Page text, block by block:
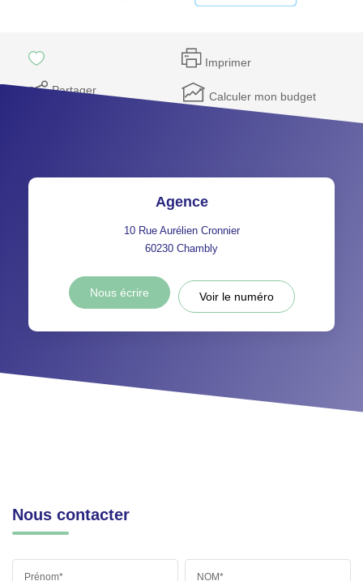
Imprimer
Partager Calculer mon budget
Agence
10 Rue Aurélien Cronnier
60230 Chambly
Nous écrire Voir le numéro
Nous contacter
Prénom* NOM*